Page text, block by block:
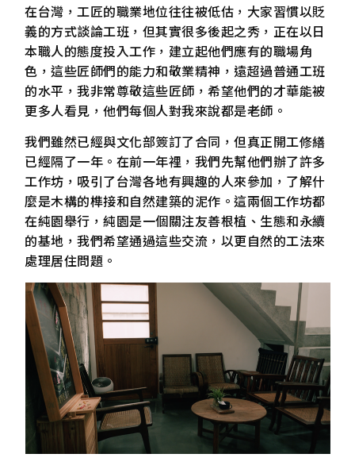
在台灣，工匠的職業地位往往被低估，大家習慣以貶
義的方式談論工班，但其實很多後起之秀，正在以日
本職人的態度投入工作，建立起他們應有的職場角
色，這些匠師們的能力和敬業精神，遠超過普通工班
的水平，我非常尊敬這些匠師，希望他們的才華能被
更多人看見，他們每個人對我來說都是老師。
我們雖然已經與文化部簽訂了合同，但真正開工修繕
已經隔了一年。在前一年裡，我們先幫他們辦了許多
工作坊，吸引了台灣各地有興趣的人來參加，了解什
麼是木構的榫接和自然建築的泥作。這兩個工作坊都
在純園舉行，純園是一個關注友善根植、生態和永續
的基地，我們希望通過這些交流，以更自然的工法來
處理居住問題。